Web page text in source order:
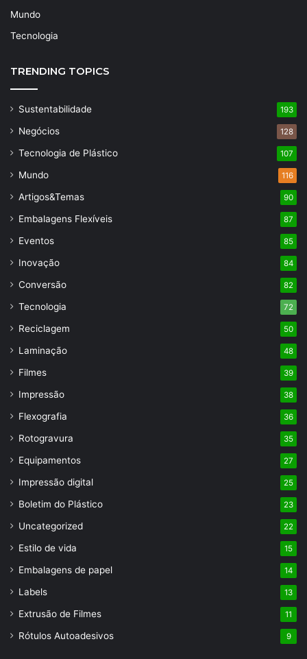
Mundo
Tecnologia
TRENDING TOPICS
Sustentabilidade 193
Negócios 128
Tecnologia de Plástico 107
Mundo 116
Artigos&Temas 90
Embalagens Flexíveis 87
Eventos 85
Inovação 84
Conversão 82
Tecnologia 72
Reciclagem 50
Laminação 48
Filmes 39
Impressão 38
Flexografia 36
Rotogravura 35
Equipamentos 27
Impressão digital 25
Boletim do Plástico 23
Uncategorized 22
Estilo de vida 15
Embalagens de papel 14
Labels 13
Extrusão de Filmes 11
Rótulos Autoadesivos 9